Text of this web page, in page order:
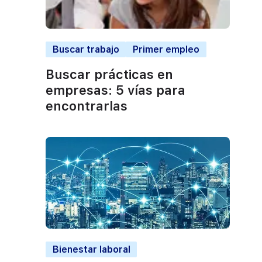
Buscar trabajo Primer empleo
Buscar prácticas en
empresas: 5 vías para
encontrarlas
Bienestar laboral